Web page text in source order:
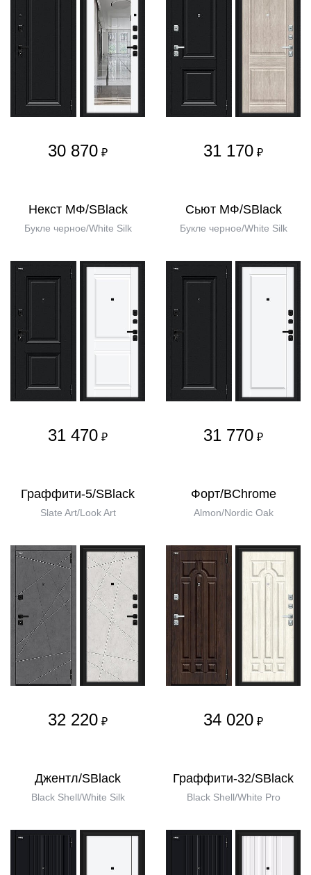
30 870 ₽ 31 170 ₽
Некст МФ/SBlack
Букле черное/White Silk
31 470 ₽
Сьют МФ/SBlack
Букле черное/White Silk
31 770 ₽
Граффити-5/SBlack
Slate Art/Look Art
32 220 ₽
Форт/BChrome
Almon/Nordic Oak
34 020 ₽
Джентл/SBlack
Black Shell/White Silk
Граффити-32/SBlack
Black Shell/White Pro